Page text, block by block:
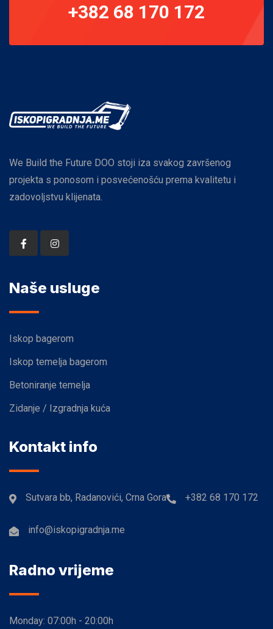
+382 68 170 172
We Build the Future DOO stoji iza svakog završenog
projekta s ponosom i posvećenošću prema kvalitetu i
zadovoljstvu klijenata.
Naše usluge
Iskop bagerom
Iskop temelja bagerom
Betoniranje temelja
Zidanje / Izgradnja kuća
Kontakt info
Sutvara bb, Radanovići, Crna Gora +382 68 170 172
info@iskopigradnja.me
Radno vrijeme
Monday: 07:00h - 20:00h